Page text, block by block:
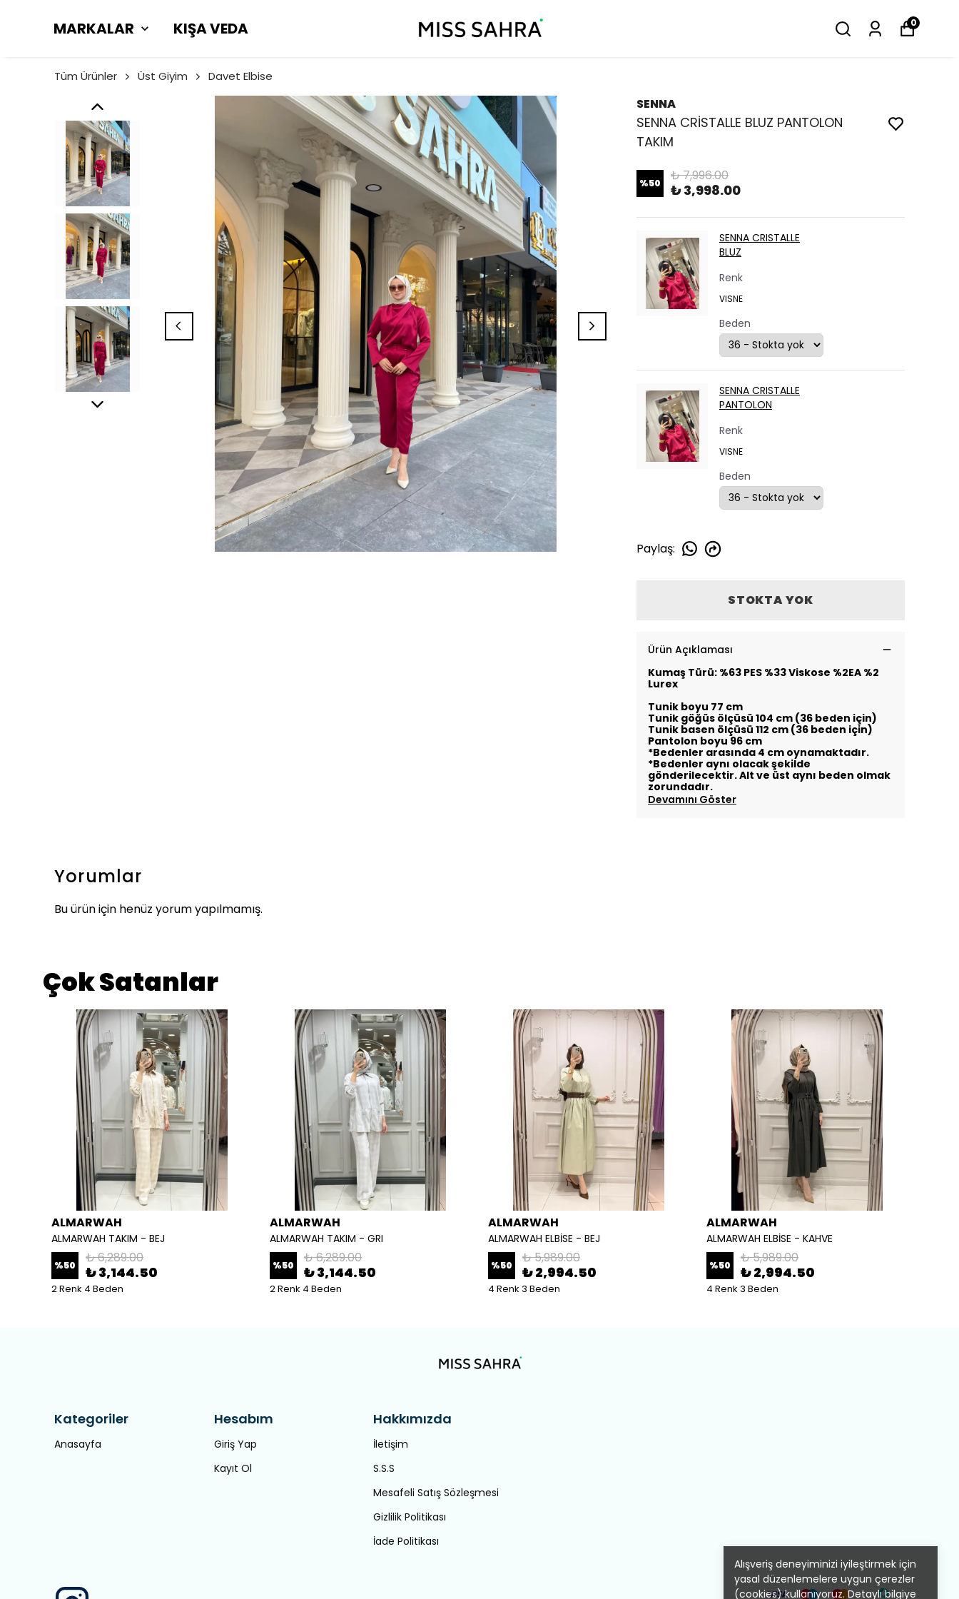
MARKALAR KIŞA VEDA 0
Alışveriş deneyiminizi iyileştirmek için
yasal düzenlemelere uygun çerezler
(cookies) kullanıyoruz. Detaylı bilgiye
Tüm Ürünler Üst Giyim Davet Elbise
SENNA
SENNA CRİSTALLE BLUZ PANTOLON
TAKIM
%50 ₺ 7,996.00
₺ 3,998.00
SENNA CRISTALLE
BLUZ
Renk
VISNE
Beden
SENNA CRISTALLE
PANTOLON
Renk
VISNE
Beden
Paylaş:
STOKTA YOK
Ürün Açıklaması
Kumaş Türü: %63 PES %33 Viskose %2EA %2
Lurex
Tunik boyu 77 cm
Tunik göğüs ölçüsü 104 cm (36 beden için)
Tunik basen ölçüsü 112 cm (36 beden için)
Pantolon boyu 96 cm
*Bedenler arasında 4 cm oynamaktadır.
*Bedenler aynı olacak şekilde
gönderilecektir. Alt ve üst aynı beden olmak
zorundadır.
Devamını Göster
Yorumlar
Bu ürün için henüz yorum yapılmamış.
Çok Satanlar
ALMARWAH
ALMARWAH TAKIM - BEJ
%50 ₺ 6,289.00
₺ 3,144.50
2 Renk 4 Beden
ALMARWAH
ALMARWAH TAKIM - GRI
%50 ₺ 6,289.00
₺ 3,144.50
2 Renk 4 Beden
ALMARWAH
ALMARWAH ELBİSE - BEJ
%50 ₺ 5,989.00
₺ 2,994.50
4 Renk 3 Beden
ALMARWAH
ALMARWAH ELBİSE - KAHVE
%50 ₺ 5,989.00
₺ 2,994.50
4 Renk 3 Beden
Kategoriler
Anasayfa
Hesabım
Giriş Yap
Kayıt Ol
Hakkımızda
İletişim
S.S.S
Mesafeli Satış Sözleşmesi
Gizlilik Politikası
İade Politikası